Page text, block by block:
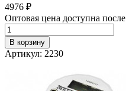
4976 ₽
Оптовая цена доступна
В корзину
Артикул: 2230